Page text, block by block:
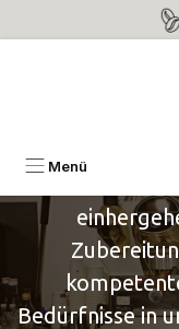
Zum Hauptinhalt
Menü
Lösungen
Unser
Bedürfnisse in